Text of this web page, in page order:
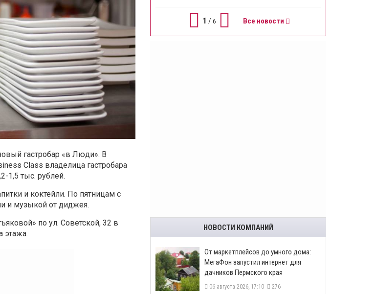
гастробар «в Люди». В
Class владелица гастробара
1,5 тыс. рублей.
и коктейли. По пятницам с
и музыкой от диджея.
по ул. Советской, 32 в
этажа.
1 / 6 Все новости
НОВОСТИ КОМПАНИЙ
От маркетплейсов до умного дома:
МегаФон запустил интернет для
дачников Пермского края
06 августа 2026, 17:10 276